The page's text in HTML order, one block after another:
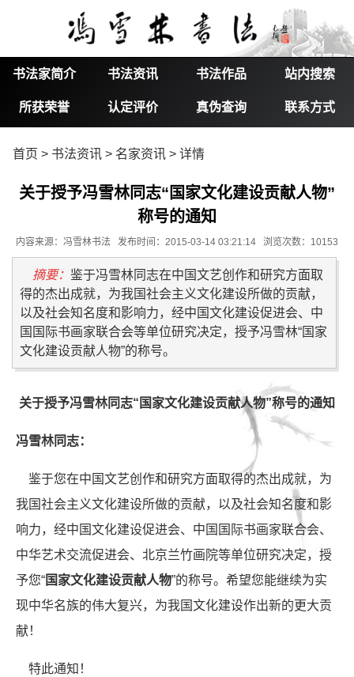
书法家简介 书法资讯 书法作品 站内搜索
所获荣誉 认定评价 真伪查询 联系方式
首页 > 书法资讯 > 名家资讯 > 详情
关于授予冯雪林同志“国家文化建设贡献人物”
称号的通知
内容来源：冯雪林书法 发布时间：2015-03-14 03:21:14 浏览次数：10153
摘要：鉴于冯雪林同志在中国文艺创作和研究方面取
得的杰出成就，为我国社会主义文化建设所做的贡献，
以及社会知名度和影响力，经中国文化建设促进会、中
国国际书画家联合会等单位研究决定，授予冯雪林“国家
文化建设贡献人物”的称号。
关于授予冯雪林同志“国家文化建设贡献人物”称号的通知
冯雪林同志：
鉴于您在中国文艺创作和研究方面取得的杰出成就，为
我国社会主义文化建设所做的贡献，以及社会知名度和影
响力，经中国文化建设促进会、中国国际书画家联合会、
中华艺术交流促进会、北京兰竹画院等单位研究决定，授
予您“国家文化建设贡献人物”的称号。希望您能继续为实
现中华名族的伟大复兴，为我国文化建设作出新的更大贡
献！
特此通知！